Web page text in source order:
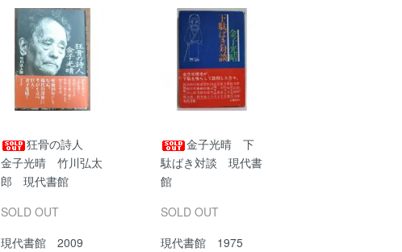
狂骨の詩人
金子光晴 竹川弘太
郎 現代書館
SOLD OUT
現代書館 2009
金子光晴 下
駄ばき対談 現代書
館
SOLD OUT
現代書館 1975